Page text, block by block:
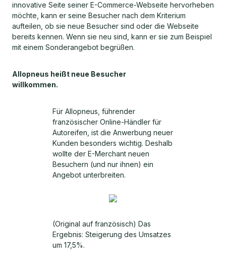
innovative Seite seiner E-Commerce-Webseite hervorheben
möchte, kann er seine Besucher nach dem Kriterium
aufteilen, ob sie neue Besucher sind oder die Webseite
bereits kennen. Wenn sie neu sind, kann er sie zum Beispiel
mit einem Sonderangebot begrüßen.
Allopneus heißt neue Besucher
willkommen.
Für Allopneus, führender
französischer Online-Händler für
Autoreifen, ist die Anwerbung neuer
Kunden besonders wichtig. Deshalb
wollte der E-Merchant neuen
Besuchern (und nur ihnen) ein
Angebot unterbreiten.
(Original auf französisch) Das
Ergebnis: Steigerung des Umsatzes
um 17,5%.